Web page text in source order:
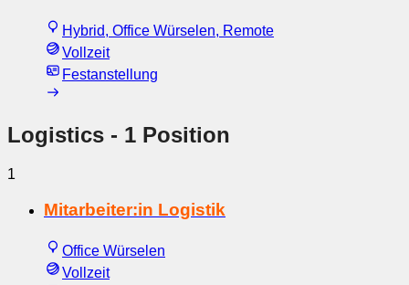
Hybrid, Office Würselen, Remote
Vollzeit
Festanstellung
Logistics - 1 Position
1
Mitarbeiter:in Logistik
Office Würselen
Vollzeit